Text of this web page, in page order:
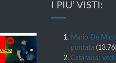
I PIU’ VISTI:
Mario De
puntata
Cataratta: